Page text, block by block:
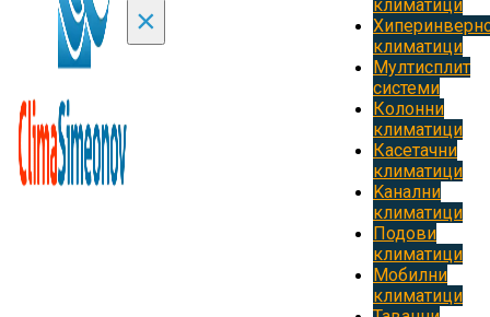
×
климатици
климатици
Мултисплит
системи
Колонни
климатици
Касетачни
климатици
Kанални
климатици
Подови
климатици
Мобилни
климатици